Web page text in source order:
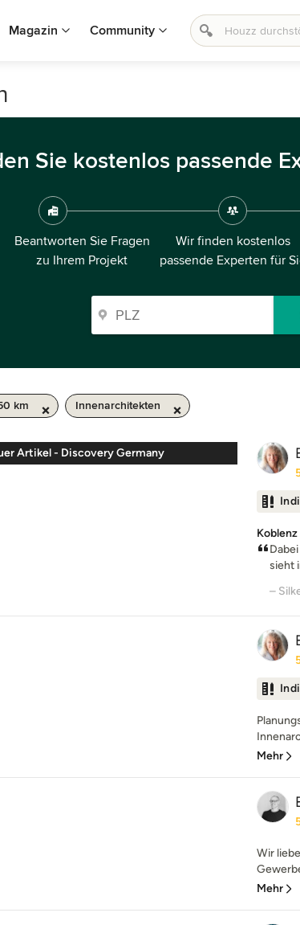
Magazin Community
Sie kostenlos passende
Beantworten Sie Fragen
zu Ihrem Projekt
Wir finden kostenlos
passende Experten für
km Innenarchitekten
Artikel - Discovery Germany
sieht
–
Mehr
Wir
Mehr